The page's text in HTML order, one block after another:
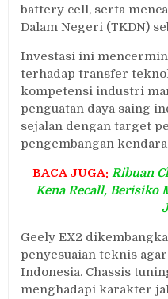
battery cell, serta
Dalam Negeri (TKDN)
Investasi ini
terhadap transfer
kompetensi industri
penguatan daya saing
sejalan dengan target
pengembangan
BACA JUGA: Ribuan
Kena Recall, Berisiko
Geely EX2
penyesuaian teknis
Indonesia. Chassis
menghadapi karakter